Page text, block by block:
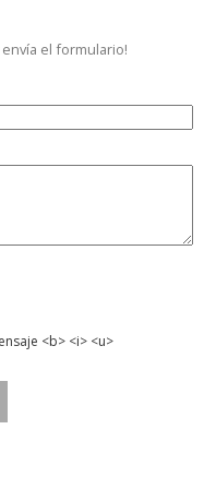
envía el formulario!
<b> <i> <u>